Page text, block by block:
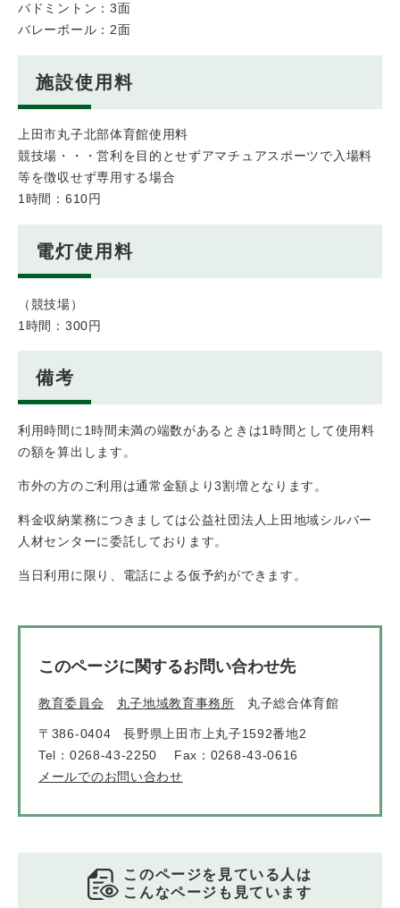
バドミントン：3面
バレーボール：2面
施設使用料
上田市丸子北部体育館使用料
競技場・・・営利を目的とせずアマチュアスポーツで入場料
等を徴収せず専用する場合
1時間：610円
電灯使用料
（競技場）
1時間：300円
備考
利用時間に1時間未満の端数があるときは1時間として使用料
の額を算出します。
市外の方のご利用は通常金額より3割増となります。
料金収納業務につきましては公益社団法人上田地域シルバー
人材センターに委託しております。
当日利用に限り、電話による仮予約ができます。
このページに関するお問い合わせ先
教育委員会 丸子地域教育事務所 丸子総合体育館
〒386-0404
長野県上田市上丸子1592番地2
Tel：0268-43-2250
Fax：0268-43-0616
メールでのお問い合わせ
このページを見ている人は
こんなページも見ています